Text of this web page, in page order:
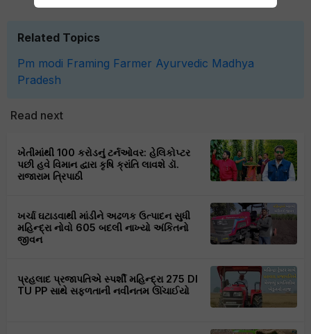
Related Topics
Pm modi Framing Farmer Ayurvedic Madhya
Pradesh
Read next
ખેતીમાંથી 100 કરોડનું ટર્નઓવર: હેલિકોપ્ટર
પછી હવે વિમાન દ્વારા કૃષિ ક્રાંતિ લાવશે ડૉ.
રાજારામ ત્રિપાઠી
ખર્ચા ઘટાડવાથી માંડીને અઢળક ઉત્પાદન સુધી
મહિન્દ્રા નોવો 605 બદલી નાખ્યો અંકિતનો
જીવન
પ્રહલાદ પ્રજાપતિએ સ્પર્શી મહિન્દ્રા 275 DI
TU PP સાથે સફળતાની નવીનતમ ઊંચાઈયો